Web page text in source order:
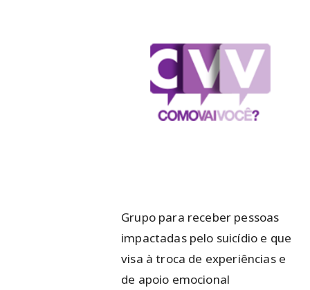
Grupo para receber pessoas
impactadas pelo suicídio e que
visa à troca de experiências e
de apoio emocional